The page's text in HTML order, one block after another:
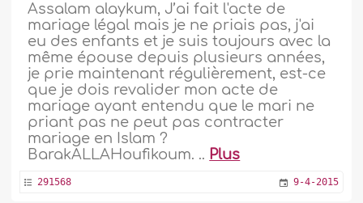
Assalam alaykum, J’ai fait l'acte de
mariage légal mais je ne priais pas, j'ai
eu des enfants et je suis toujours avec la
même épouse depuis plusieurs années,
je prie maintenant régulièrement, est-ce
que je dois revalider mon acte de
mariage ayant entendu que le mari ne
priant pas ne peut pas contracter
mariage en Islam ?
BarakALLAHoufikoum. .. Plus
291568 9-4-2015